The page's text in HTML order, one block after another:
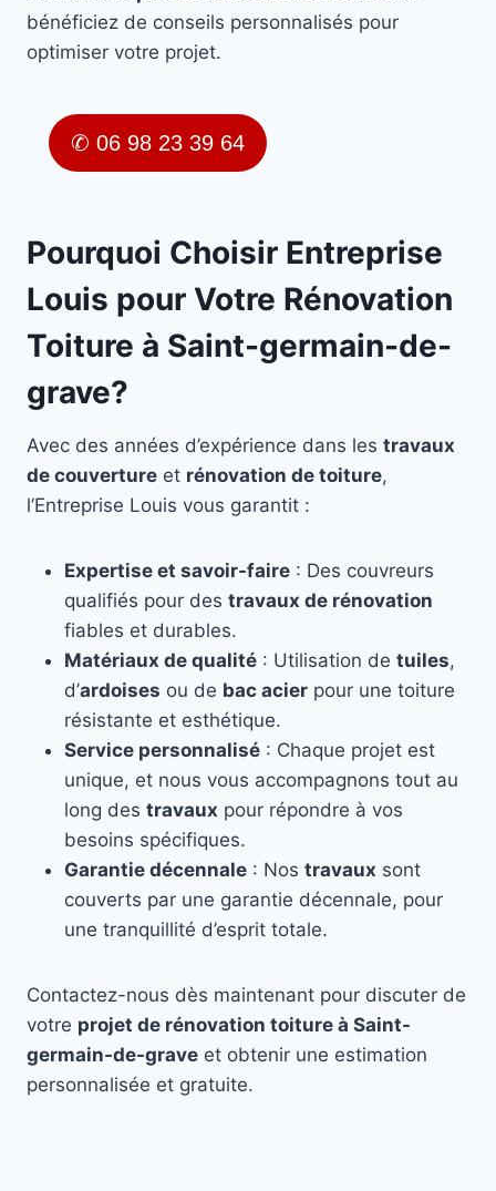
bénéficiez de conseils personnalisés pour
optimiser votre projet.
✆ 06 98 23 39 64
Pourquoi Choisir Entreprise
Louis pour Votre Rénovation
Toiture à Saint-germain-de-
grave?
Avec des années d’expérience dans les travaux
de couverture et rénovation de toiture,
l’Entreprise Louis vous garantit :
Expertise et savoir-faire : Des couvreurs
qualifiés pour des travaux de rénovation
fiables et durables.
Matériaux de qualité : Utilisation de tuiles,
d’ardoises ou de bac acier pour une toiture
résistante et esthétique.
Service personnalisé : Chaque projet est
unique, et nous vous accompagnons tout au
long des travaux pour répondre à vos
besoins spécifiques.
Garantie décennale : Nos travaux sont
couverts par une garantie décennale, pour
une tranquillité d’esprit totale.
Contactez-nous dès maintenant pour discuter de
votre projet de rénovation toiture à Saint-
germain-de-grave et obtenir une estimation
personnalisée et gratuite.